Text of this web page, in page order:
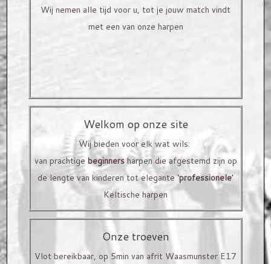
Keltische "Kerscher" Harpen
Versieringen
VERHUUR
SNAREN EN TOEBEHOREN
Kerscher Snaren
Bow Brand snaren
Wij nemen alle tijd voor u, tot je jouw match vindt
met een van onze harpen
Om u beter van dienst te zijn, werken we enkel op
Contacteer ons
gerust om uw bezoek vast te leggen!
Stel zelf je eigen harp samen! Van model, houtsoort
tot versiering op maat voor jou gemaakt!
Welkom op onze site
Wij bieden voor elk wat wils:
van prachtige beginnersharpen die afgestemd zijn op
de lengte van kinderen tot elegante ‘professionele’
Keltische harpen
Onze troeven
Vlot bereikbaar, op 5min van afrit Waasmunster E17